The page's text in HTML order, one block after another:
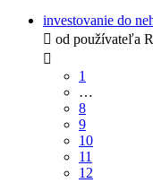
investovanie do
od používateľa
1
…
8
9
10
11
12